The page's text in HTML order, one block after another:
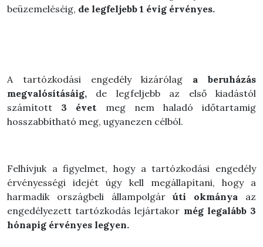
beüzemeléséig, de legfeljebb 1 évig érvényes.
A tartózkodási engedély kizárólag a beruházás
megvalósításáig, de legfeljebb az első kiadástól
számított 3 évet meg nem haladó időtartamig
hosszabbítható meg, ugyanezen célból.
Felhívjuk a figyelmet, hogy a tartózkodási engedély
érvényességi idejét úgy kell megállapítani, hogy a
harmadik országbeli állampolgárúti okmánya az
engedélyezett tartózkodás lejártakor még legalább 3
hónapig érvényes legyen.